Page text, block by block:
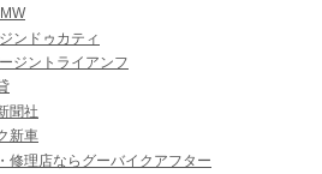
ンドゥカティ
ジントライアンフ
聞社
新車
修理店ならグーバイクアフター